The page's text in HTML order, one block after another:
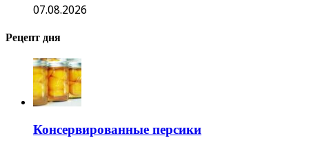
07.08.2026
Рецепт дня
Консервированные персики